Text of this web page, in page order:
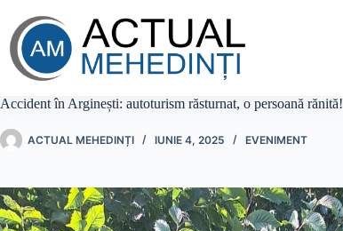
conținut
Accident în Arginești: autoturism răsturnat, o persoană rănită!
ACTUAL MEHEDINȚI IUNIE 4, 2025 EVENIMENT